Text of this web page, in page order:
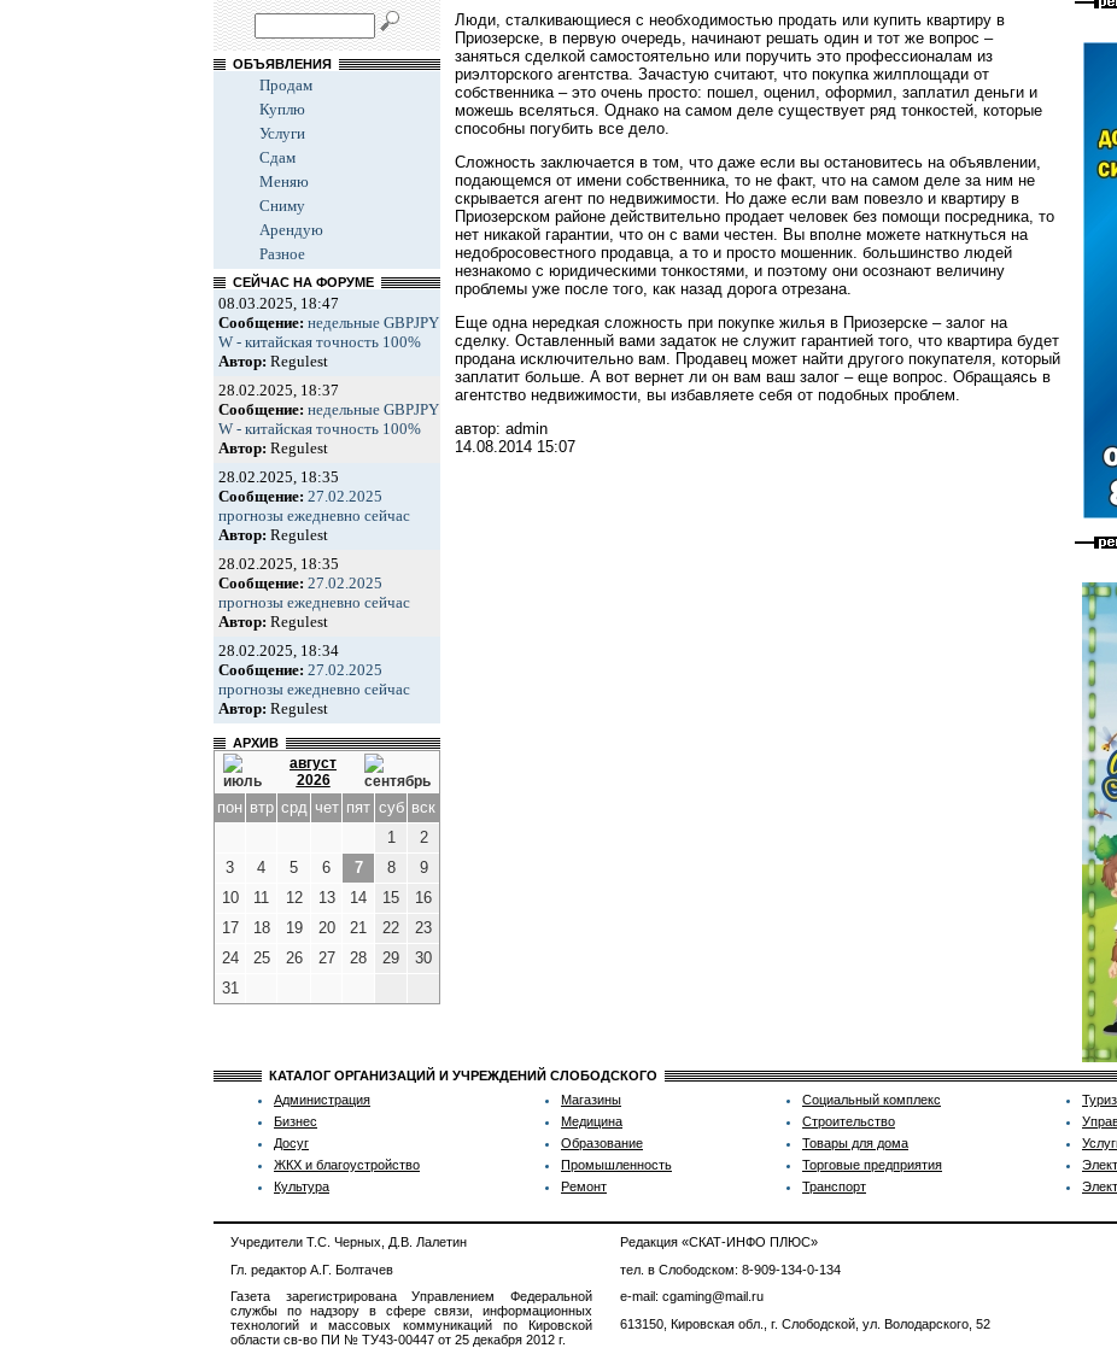
ОБЪЯВЛЕНИЯ
Продам
Куплю
Услуги
Сдам
Меняю
Сниму
Арендую
Разное
СЕЙЧАС НА ФОРУМЕ
08.03.2025, 18:47
Сообщение: недельные GBPJPY
W - китайская точность 100%
Автор: Regulest
28.02.2025, 18:37
Сообщение: недельные GBPJPY
W - китайская точность 100%
Автор: Regulest
28.02.2025, 18:35
Сообщение: 27.02.2025
прогнозы ежедневно сейчас
Автор: Regulest
28.02.2025, 18:35
Сообщение: 27.02.2025
прогнозы ежедневно сейчас
Автор: Regulest
28.02.2025, 18:34
Сообщение: 27.02.2025
прогнозы ежедневно сейчас
Автор: Regulest
АРХИВ
август
2026
пон втр срд чет пят суб вск
1
2
3
4 5 6 7 8
9
10
11 12 13 14 15
16
17
18 19 20 21 22
23
24
25 26 27 28 29
30
31
Люди, сталкивающиеся с необходимостью продать или купить квартиру в
Приозерске, в первую очередь, начинают решать один и тот же вопрос –
заняться сделкой самостоятельно или поручить это профессионалам из
риэлторского агентства. Зачастую считают, что покупка жилплощади от
собственника – это очень просто: пошел, оценил, оформил, заплатил деньги и
можешь вселяться. Однако на самом деле существует ряд тонкостей, которые
способны погубить все дело.
Сложность заключается в том, что даже если вы остановитесь на объявлении,
подающемся от имени собственника, то не факт, что на самом деле за ним не
скрывается агент по недвижимости. Но даже если вам повезло и квартиру в
Приозерском районе действительно продает человек без помощи посредника, то
нет никакой гарантии, что он с вами честен. Вы вполне можете наткнуться на
недобросовестного продавца, а то и просто мошенник. большинство людей
незнакомо с юридическими тонкостями, и поэтому они осознают величину
проблемы уже после того, как назад дорога отрезана.
Еще одна нередкая сложность при покупке жилья в Приозерске – залог на
сделку. Оставленный вами задаток не служит гарантией того, что квартира будет
продана исключительно вам. Продавец может найти другого покупателя, который
заплатит больше. А вот вернет ли он вам ваш залог – еще вопрос. Обращаясь в
агентство недвижимости, вы избавляете себя от подобных проблем.
автор: admin
14.08.2014 15:07
КАТАЛОГ ОРГАНИЗАЦИЙ И УЧРЕЖДЕНИЙ СЛОБОДСКОГО
Администрация
Бизнес
Досуг
ЖКХ и благоустройство
Культура
Магазины
Медицина
Образование
Промышленность
Ремонт
Социальный комплекс
Строительство
Товары для дома
Торговые предприятия
Транспорт
Учредители Т.С. Черных, Д.В. Лалетин
Гл. редактор А.Г. Болтачев
Газета зарегистрирована Управлением Федеральной
службы по надзору в сфере связи, информационных
технологий и массовых коммуникаций по Кировской
области св-во ПИ № ТУ43-00447 от 25 декабря 2012 г.
Редакция «СКАТ-ИНФО ПЛЮС»
тел. в Слободском: 8-909-134-0-134
e-mail: cgaming@mail.ru
613150, Кировская обл., г. Слободской, ул. Володарского, 52